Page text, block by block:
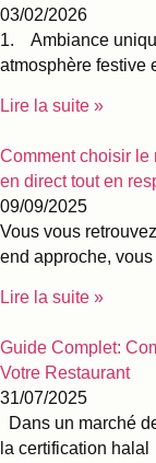
03/02/2026
1. Ambiance
atmosphère festive
Lire la suite »
Comment choisir le
en direct tout en
09/09/2025
Vous vous
end approche,
Lire la suite »
Guide Complet:
Votre Restaurant
31/07/2025
Dans un marché
la certification halal